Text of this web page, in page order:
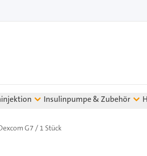
Insulinpumpe & Zubehör
G7 / 1 Stück